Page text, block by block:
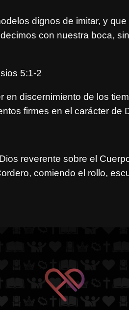
dignos de imitar, y
con nuestra boca,
5:1-2
discernimiento de los
firmes en el carácter de
reverente sobre el
comiendo el rollo,